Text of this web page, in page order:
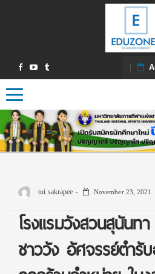
Toggle navigation
tui sakrapee November 23, 2021
โรงแรมวังสวนสุนันท
ชาววัง อัศจรรย์ตำรั